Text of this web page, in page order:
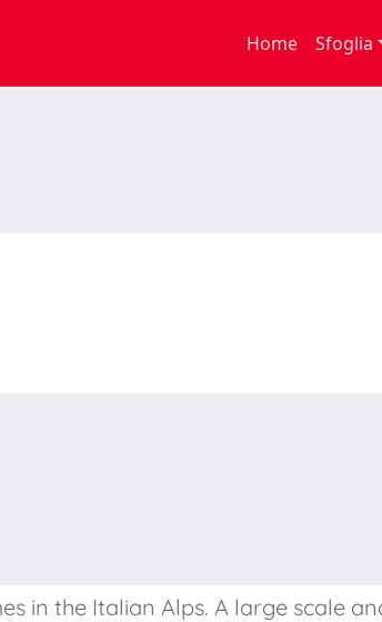
Home Sfoglia
in the Italian Alps. A large scale